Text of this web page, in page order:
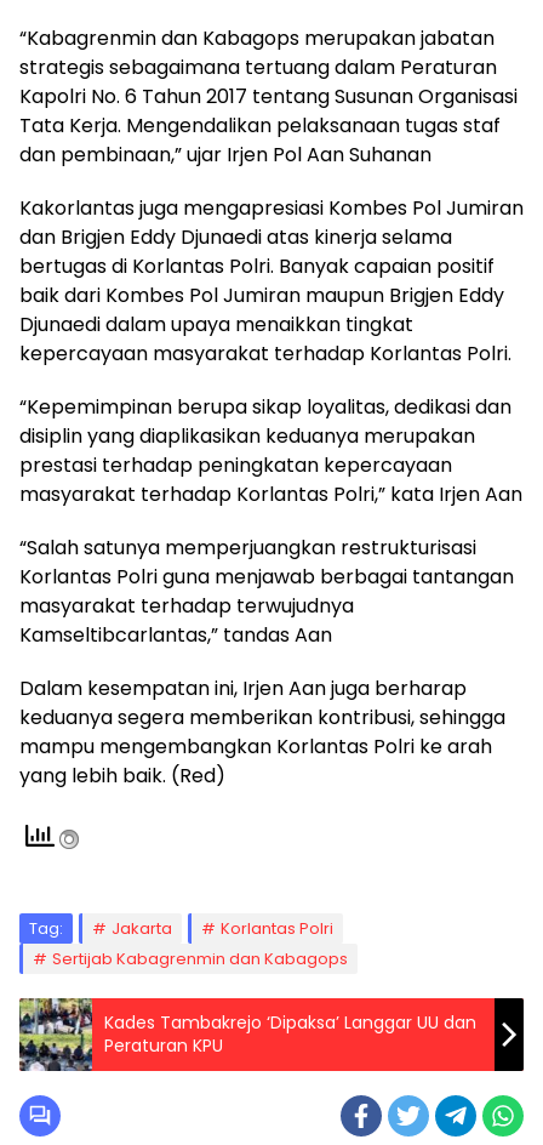
“Kabagrenmin dan Kabagops merupakan jabatan
strategis sebagaimana tertuang dalam Peraturan
Kapolri No. 6 Tahun 2017 tentang Susunan Organisasi
Tata Kerja. Mengendalikan pelaksanaan tugas staf
dan pembinaan,” ujar Irjen Pol Aan Suhanan
Kakorlantas juga mengapresiasi Kombes Pol Jumiran
dan Brigjen Eddy Djunaedi atas kinerja selama
bertugas di Korlantas Polri. Banyak capaian positif
baik dari Kombes Pol Jumiran maupun Brigjen Eddy
Djunaedi dalam upaya menaikkan tingkat
kepercayaan masyarakat terhadap Korlantas Polri.
“Kepemimpinan berupa sikap loyalitas, dedikasi dan
disiplin yang diaplikasikan keduanya merupakan
prestasi terhadap peningkatan kepercayaan
masyarakat terhadap Korlantas Polri,” kata Irjen Aan
“Salah satunya memperjuangkan restrukturisasi
Korlantas Polri guna menjawab berbagai tantangan
masyarakat terhadap terwujudnya
Kamseltibcarlantas,” tandas Aan
Dalam kesempatan ini, Irjen Aan juga berharap
keduanya segera memberikan kontribusi, sehingga
mampu mengembangkan Korlantas Polri ke arah
yang lebih baik. (Red)
Tag: Jakarta
Korlantas Polri
Sertijab Kabagrenmin dan Kabagops
Kades Tambakrejo ‘Dipaksa’ Langgar UU dan
Peraturan KPU